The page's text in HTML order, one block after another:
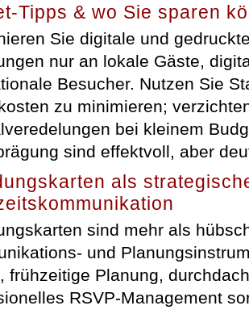
Tipps & wo Sie sparen
Sie digitale und
nur an lokale Gäste,
Besucher. Nutzen Sie
zu minimieren;
bei kleinem
sind effektvoll, aber
als
sind mehr als
und
frühzeitige Planung,
RSVP-Management